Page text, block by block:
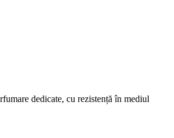
dedicate, cu rezistență în mediul